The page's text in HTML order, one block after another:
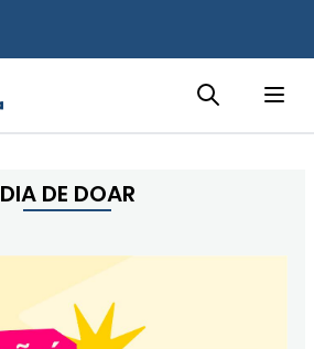
HOME
DIA DE DOAR